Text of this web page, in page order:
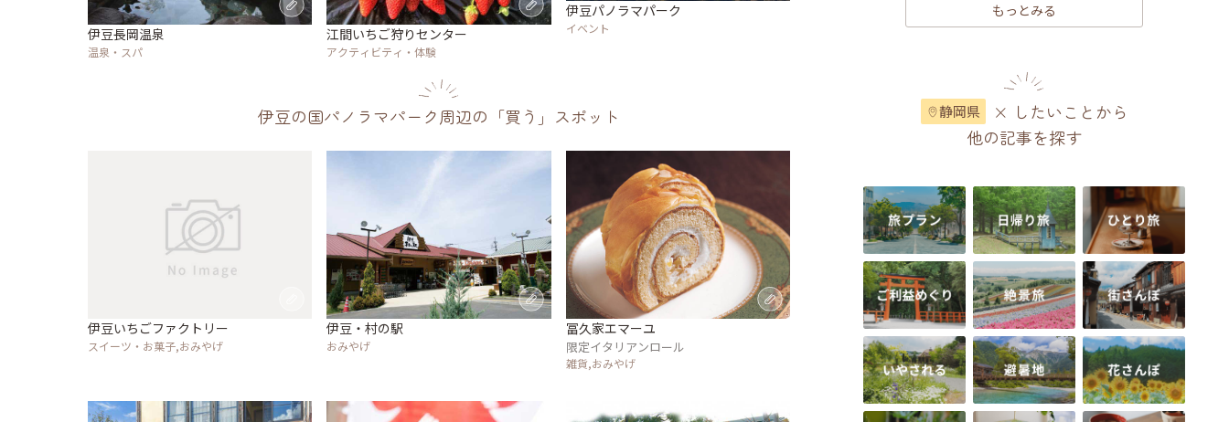
伊豆長岡温泉
温泉・スパ
江間いちご狩りセンター
アクティビティ・体験
伊豆パノラマパーク
イベント
伊豆の国パノラマパーク周辺の「買う」スポット
伊豆いちごファクトリー
スイーツ・お菓子,おみやげ
伊豆・村の駅
おみやげ
冨久家エマーユ
限定イタリアンロール
雑貨,おみやげ
もっとみる
静岡県
× したいことから
他の記事を探す